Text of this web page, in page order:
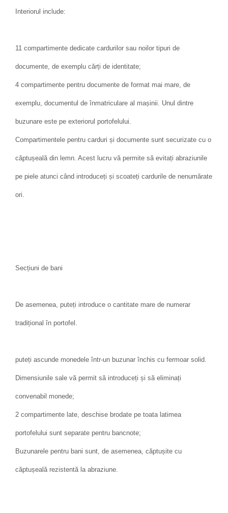
Interiorul include:
11 compartimente dedicate cardurilor sau noilor tipuri de
documente, de exemplu cărți de identitate;
4 compartimente pentru documente de format mai mare, de
exemplu, documentul de înmatriculare al mașinii. Unul dintre
buzunare este pe exteriorul portofelului.
Compartimentele pentru carduri și documente sunt securizate cu o
căptușeală din lemn. Acest lucru vă permite să evitați abraziunile
pe piele atunci când introduceți și scoateți cardurile de nenumărate
ori.
Secțiuni de bani
De asemenea, puteți introduce o cantitate mare de numerar
tradițional în portofel.
puteți ascunde monedele într-un buzunar închis cu fermoar solid.
Dimensiunile sale vă permit să introduceți și să eliminați
convenabil monede;
2 compartimente late, deschise brodate pe toata latimea
portofelului sunt separate pentru bancnote;
Buzunarele pentru bani sunt, de asemenea, căptușite cu
căptușeală rezistentă la abraziune.